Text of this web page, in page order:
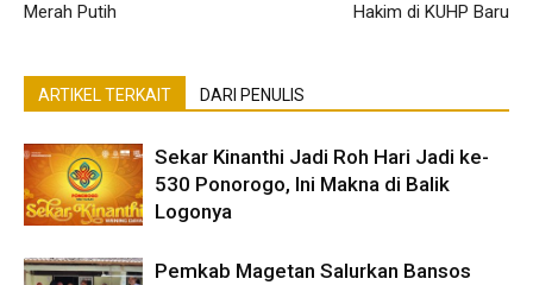
Merah Putih
Hakim di KUHP Baru
ARTIKEL TERKAIT DARI PENULIS
Sekar Kinanthi Jadi Roh Hari Jadi ke-
530 Ponorogo, Ini Makna di Balik
Logonya
Pemkab Magetan Salurkan Bansos